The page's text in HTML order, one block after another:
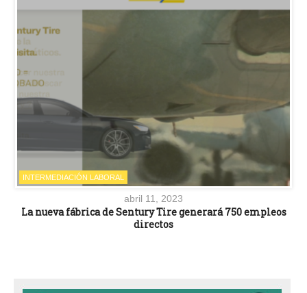
INTERMEDIACIÓN LABORAL
abril 11, 2023
La nueva fábrica de Sentury Tire generará 750 empleos
directos